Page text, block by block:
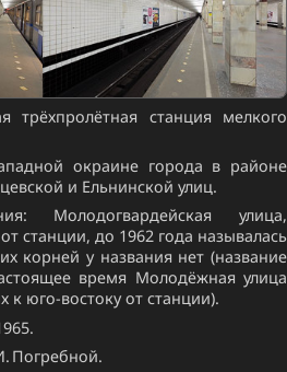
станция мелкого
окраине города в районе
и Ельнинской улиц.
Молодогвардейская улица,
станции, до 1962 года называлась
корней у названия нет (название
время Молодёжная улица
к юго-востоку от станции).
Погребной.